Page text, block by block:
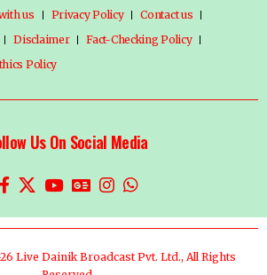
us Privacy Policy
Contact us
Disclaimer
Fact-Checking Policy
Policy
Us On Social Media
Live Dainik Broadcast Pvt. Ltd., All Rights